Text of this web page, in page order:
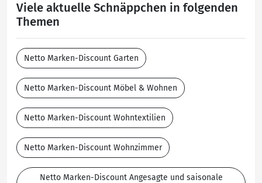
Viele aktuelle Schnäppchen in folgenden
Themen
Netto Marken-Discount Garten
Netto Marken-Discount Möbel & Wohnen
Netto Marken-Discount Wohntextilien
Netto Marken-Discount Wohnzimmer
Netto Marken-Discount Angesagte und saisonale